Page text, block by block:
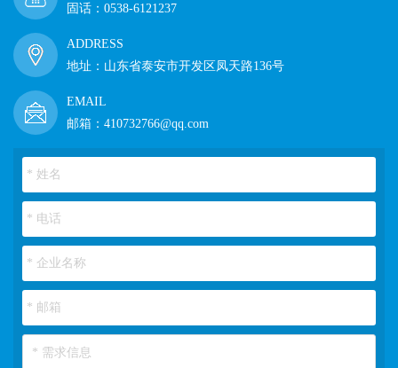
固话：0538-6121237
ADDRESS
地址：山东省泰安市开发区凤天路136号
EMAIL
邮箱：410732766@qq.com